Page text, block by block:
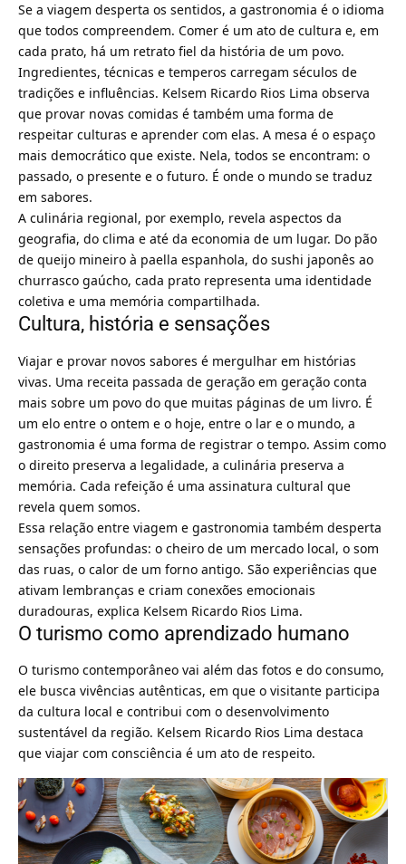
Se a viagem desperta os sentidos, a gastronomia é o idioma
que todos compreendem. Comer é um ato de cultura e, em
cada prato, há um retrato fiel da história de um povo.
Ingredientes, técnicas e temperos carregam séculos de
tradições e influências. Kelsem Ricardo Rios Lima observa
que provar novas comidas é também uma forma de
respeitar culturas e aprender com elas. A mesa é o espaço
mais democrático que existe. Nela, todos se encontram: o
passado, o presente e o futuro. É onde o mundo se traduz
em sabores.
A culinária regional, por exemplo, revela aspectos da
geografia, do clima e até da economia de um lugar. Do pão
de queijo mineiro à paella espanhola, do sushi japonês ao
churrasco gaúcho, cada prato representa uma identidade
coletiva e uma memória compartilhada.
Cultura, história e sensações
Viajar e provar novos sabores é mergulhar em histórias
vivas. Uma receita passada de geração em geração conta
mais sobre um povo do que muitas páginas de um livro. É
um elo entre o ontem e o hoje, entre o lar e o mundo, a
gastronomia é uma forma de registrar o tempo. Assim como
o direito preserva a legalidade, a culinária preserva a
memória. Cada refeição é uma assinatura cultural que
revela quem somos.
Essa relação entre viagem e gastronomia também desperta
sensações profundas: o cheiro de um mercado local, o som
das ruas, o calor de um forno antigo. São experiências que
ativam lembranças e criam conexões emocionais
duradouras, explica Kelsem Ricardo Rios Lima.
O turismo como aprendizado humano
O turismo contemporâneo vai além das fotos e do consumo,
ele busca vivências autênticas, em que o visitante participa
da cultura local e contribui com o desenvolvimento
sustentável da região. Kelsem Ricardo Rios Lima destaca
que viajar com consciência é um ato de respeito.